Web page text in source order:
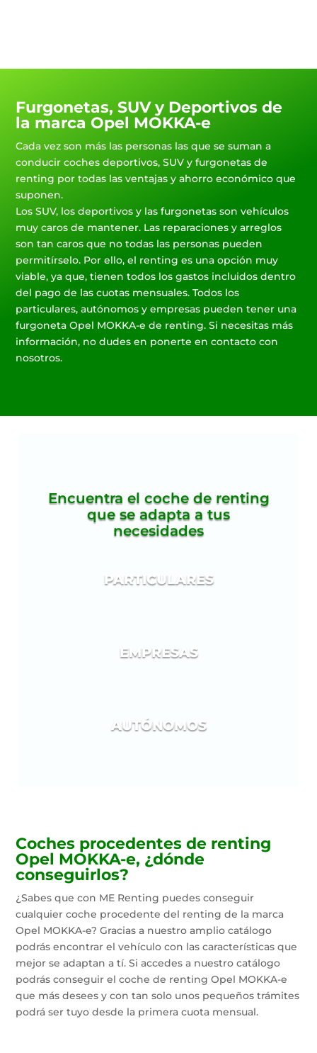
Furgonetas, SUV y Deportivos de
la marca Opel MOKKA-e
Cada vez son más las personas las que se suman a
conducir coches deportivos, SUV y furgonetas de
renting por todas las ventajas y ahorro económico que
suponen.
Los SUV, los deportivos y las furgonetas son vehículos
muy caros de mantener. Las reparaciones y arreglos
son tan caros que no todas las personas pueden
permitírselo. Por ello, el renting es una opción muy
viable, ya que, tienen todos los gastos incluidos dentro
del pago de las cuotas mensuales. Todos los
particulares, autónomos y empresas pueden tener una
furgoneta Opel MOKKA-e de renting. Si necesitas más
información, no dudes en ponerte en contacto con
nosotros.
Encuentra el coche de renting
que se adapta a tus
necesidades
PARTICULARES
EMPRESAS
AUTÓNOMOS
Coches procedentes de renting
Opel MOKKA-e, ¿dónde
conseguirlos?
¿Sabes que con ME Renting puedes conseguir
cualquier coche procedente del renting de la marca
Opel MOKKA-e? Gracias a nuestro amplio catálogo
podrás encontrar el vehículo con las características que
mejor se adaptan a tí. Si accedes a nuestro catálogo
podrás conseguir el coche de renting Opel MOKKA-e
que más desees y con tan solo unos pequeños trámites
podrá ser tuyo desde la primera cuota mensual.